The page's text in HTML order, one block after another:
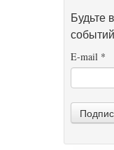
Будьте
E-mail *